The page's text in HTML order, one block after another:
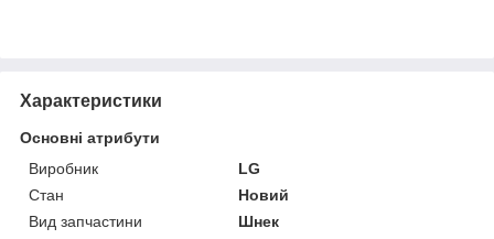
Характеристики
Основні атрибути
Виробник
LG
Стан
Новий
Вид запчастини
Шнек